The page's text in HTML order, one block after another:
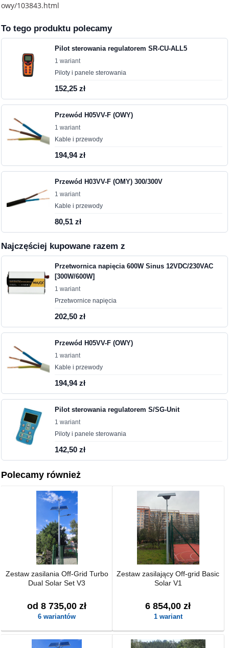
owy/103843.html
To tego produktu polecamy
Pilot sterowania regulatorem SR-CU-ALL5
1 wariant
Piloty i panele sterowania
152,25 zł
Przewód H05VV-F (OWY)
1 wariant
Kable i przewody
194,94 zł
Przewód H03VV-F (OMY) 300/300V
1 wariant
Kable i przewody
80,51 zł
Najczęściej kupowane razem z
Przetwornica napięcia 600W Sinus 12VDC/230VAC
[300W/600W]
1 wariant
Przetwornice napięcia
202,50 zł
Przewód H05VV-F (OWY)
1 wariant
Kable i przewody
194,94 zł
Pilot sterowania regulatorem S/SG-Unit
1 wariant
Piloty i panele sterowania
142,50 zł
Polecamy również
Zestaw zasilania Off-Grid Turbo
Dual Solar Set V3
od 8 735,00 zł
6 wariantów
Zestaw zasilający Off-grid Basic
Solar V1
6 854,00 zł
1 wariant